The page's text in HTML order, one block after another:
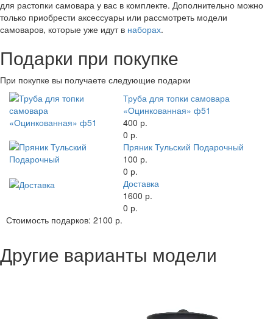
для растопки самовара у вас в комплекте. Дополнительно можно
только приобрести аксессуары или рассмотреть модели
самоваров, которые уже идут в наборах.
Подарки при покупке
При покупке вы получаете следующие подарки
Труба для топки самовара
«Оцинкованная» ф51
400 р.
0 р.
Пряник Тульский Подарочный
100 р.
0 р.
Доставка
1600 р.
0 р.
Стоимость подарков: 2100 р.
Другие варианты модели